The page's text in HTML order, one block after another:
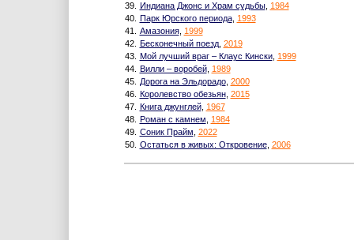
39. Индиана Джонс и Храм судьбы, 1984
40. Парк Юрского периода, 1993
41.
Амазония, 1999
42. Бесконечный поезд, 2019
43. Мой лучший враг – Клаус Кински, 1999
44. Вилли – воробей, 1989
45.
Дорога на Эльдорадо, 2000
46. Королевство обезьян, 2015
47. Книга джунглей, 1967
48. Роман с камнем
1984
49. Соник Прайм 2022
50. Остаться в живых: Откровение, 2006